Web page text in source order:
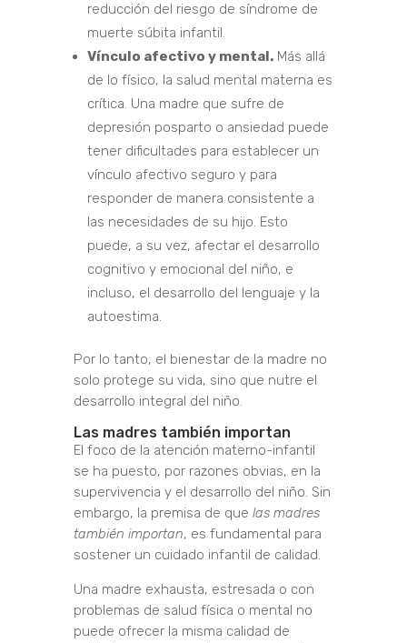
reducción del riesgo de síndrome de
muerte súbita infantil.
Vínculo afectivo y mental.Más allá
de lo físico, la salud mental materna es
crítica. Una madre que sufre de
depresión posparto o ansiedad puede
tener dificultades para establecer un
vínculo afectivo seguro y para
responder de manera consistente a
las necesidades de su hijo. Esto
puede, a su vez, afectar el desarrollo
cognitivo y emocional del niño, e
incluso, el desarrollo del lenguaje y la
autoestima.
Por lo tanto, el bienestar de la madre no
solo protege su vida, sino que nutre el
desarrollo integral del niño.
Las madres también importan
El foco de la atención materno-infantil
se ha puesto, por razones obvias, en la
supervivencia y el desarrollo del niño. Sin
embargo, la premisa de que las madres
también importan, es fundamental para
sostener un cuidado infantil de calidad.
Una madre exhausta, estresada o con
problemas de salud física o mental no
puede ofrecer la misma calidad de